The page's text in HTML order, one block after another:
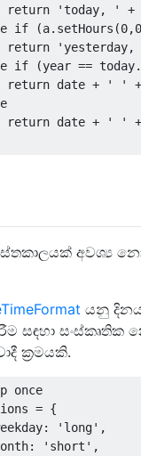
return
'today, ' +
if (a. setHours (0,0
return
'yesterday,
if (year == today.
return date + ' ' +
return date + ' ' +
අවශ්‍ය
යනු
සඳහා සංස්කෘතික
ක්‍රමයකි.
once
= {
'long',
'short',